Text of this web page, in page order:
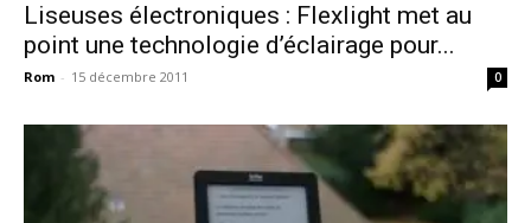
Liseuses électroniques : Flexlight met au
point une technologie d’éclairage pour...
Rom - 15 décembre 2011 0